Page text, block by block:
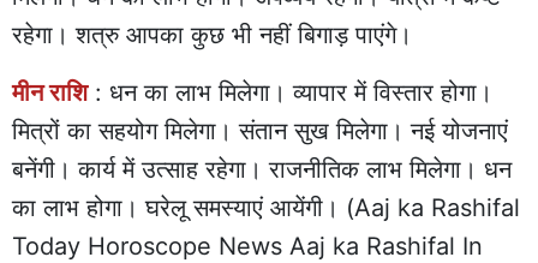
रहेगा। शत्रु आपका कुछ भी नहीं बिगाड़ पाएंगे।
मीन राशि: धन का लाभ मिलेगा। व्यापार में विस्तार होगा।
मित्रों का सहयोग मिलेगा। संतान सुख मिलेगा। नई योजनाएं
बनेंगी। कार्य में उत्साह रहेगा। राजनीतिक लाभ मिलेगा। धन
का लाभ होगा। घरेलू समस्याएं आयेंगी। (Aaj ka Rashifal
Today Horoscope News Aaj ka Rashifal In